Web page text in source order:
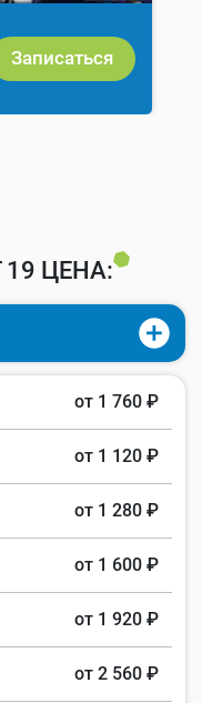
Записаться
19 ЦЕНА:
от 1 760 ₽
от 1 120 ₽
от 1 280 ₽
от 1 600 ₽
от 1 920 ₽
от 2 560 ₽